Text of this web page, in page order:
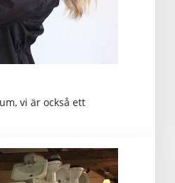
vi är också ett